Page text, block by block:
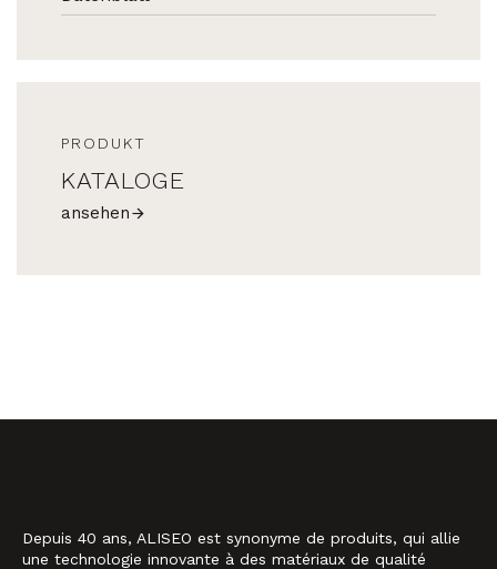
PRODUKT
KATALOGE
ansehen
Depuis 40 ans, ALISEO est synonyme de produits, qui allie
une technologie innovante à des matériaux de qualité